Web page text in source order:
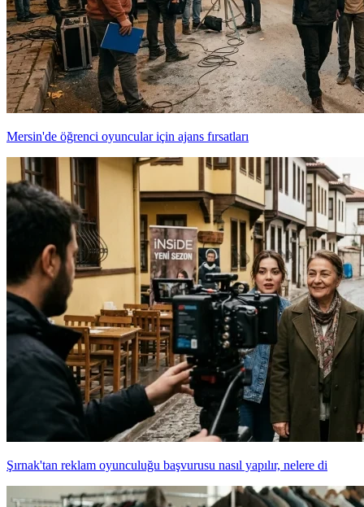
Mersin'de öğrenci oyuncular için ajans fırsatları
Şırnak'tan reklam oyunculuğu başvurusu nasıl yapılır, nelere di